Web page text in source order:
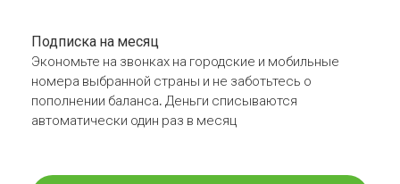
Подписка на месяц
Экономьте на звонках на городские и мобильные
номера выбранной страны и не заботьтесь о
пополнении баланса. Деньги списываются
автоматически один раз в месяц